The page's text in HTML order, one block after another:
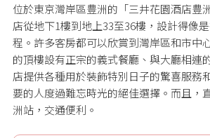
位於東京灣岸區豊洲的「三井花園酒店豊
店從地下1樓到地上33至36樓，設計得像
程。許多客房都可以欣賞到灣岸區和市中
的頂樓設有正宗的義式餐廳、與大廳相連
店提供各種用於裝飾特別日子的驚喜服務
要的人度過難忘時光的絕佳選擇。而且，
洲站，交通便利。